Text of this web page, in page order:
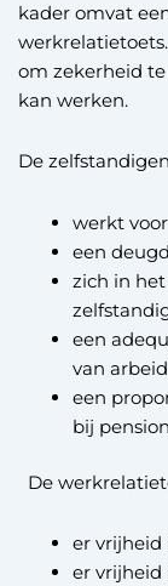
kader omvat
om zekerheid
kan werken.
De
werkt
een
zich in
een
van
een
bij
De
er vrijheid
er vrijheid